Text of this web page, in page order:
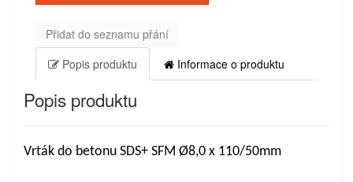
Přidat do seznamu přání
Popis produktu
Informace o produktu
Popis produktu
Vrták do betonu SDS+ SFM Ø8,0 x 110/50mm